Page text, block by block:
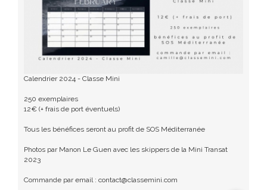
Calendrier 2024 - Classe Mini
250 exemplaires
12€ (+ frais de port éventuels)
Tous les bénéfices seront au profit de SOS Méditerranée
Photos par Manon Le Guen avec les skippers de la Mini Transat
2023
Commande par email : contact@classemini.com